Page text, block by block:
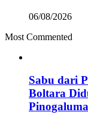
06/08/2026
Most Commented
Sabu dari
Boltara